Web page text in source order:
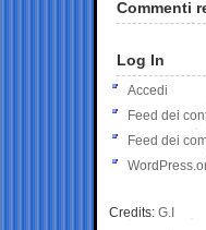
Commenti
Log In
Accedi
Feed dei
Feed dei
Credits: G.I